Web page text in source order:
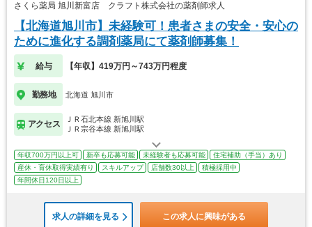
さくら薬局 旭川新富店 クラフト株式会社の薬剤師求人
【北海道旭川市】未経験可！患者さまの安全・安心の
ために進化する調剤薬局にて薬剤師募集！
給与 【年収】419万円～743万円程度
勤務地 北海道 旭川市
アクセス
ＪＲ石北本線 新旭川駅
ＪＲ宗谷本線 新旭川駅
年収700万円以上可 新卒も応募可能 未経験者も応募可能
住宅補助（手当）あり
産休・育休取得実績有り
スキルアップ 店舗数30以上
積極採用中
年間休日120日以上
求人の詳細を見る この求人に興味がある